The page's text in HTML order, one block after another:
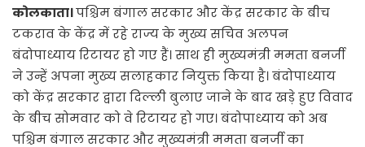
कोलकाता।पश्चिम बंगाल सरकार और केंद्र सरकार के बीच
टकराव के केंद्र में रहे राज्य के मुख्य सचिव अलपन
बंदोपाध्याय रिटायर हो गए हैं। साथ ही मुख्यमंत्री ममता बनर्जी
ने उन्हें अपना मुख्य सलाहकार नियुक्त किया है। बंदोपाध्याय
को केंद्र सरकार द्वारा दिल्ली बुलाए जाने के बाद खड़े हुए विवाद
के बीच सोमवार को वे रिटायर हो गए। बंदोपाध्याय को अब
पश्चिम बंगाल सरकार और मुख्यमंत्री ममता बनर्जी का